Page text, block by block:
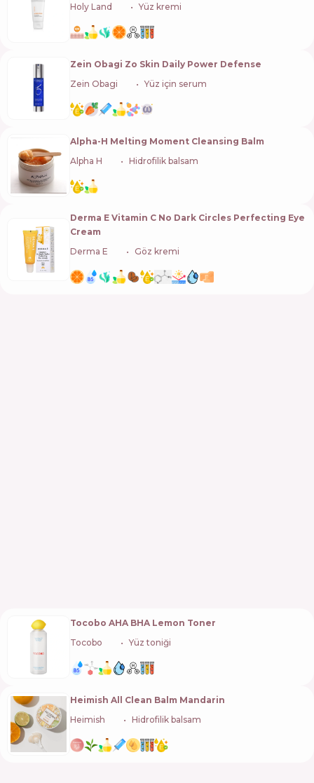
Holy Land
Yüz kremi
Zein Obagi Zo Skin Daily Power Defense
Zein Obagi
Yüz için serum
Alpha-H Melting Moment Cleansing Balm
Alpha H
Hidrofilik balsam
Derma E Vitamin C No Dark Circles Perfecting Eye
Cream
Derma E
Göz kremi
Tocobo AHA BHA Lemon Toner
Tocobo
Yüz toniği
Heimish All Clean Balm Mandarin
Heimish
Hidrofilik balsam